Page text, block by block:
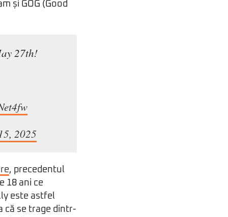
și GOG (Good
27th!
2025
, precedentul
18 ani ce
este astfel
că se trage dintr-